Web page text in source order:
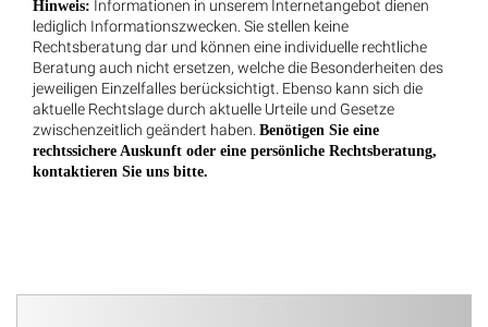
Hinweis: Informationen in unserem Internetangebot dienen
lediglich Informationszwecken. Sie stellen keine
Rechtsberatung dar und können eine individuelle rechtliche
Beratung auch nicht ersetzen, welche die Besonderheiten des
jeweiligen Einzelfalles berücksichtigt. Ebenso kann sich die
aktuelle Rechtslage durch aktuelle Urteile und Gesetze
zwischenzeitlich geändert haben. Benötigen Sie eine
rechtssichere Auskunft oder eine persönliche Rechtsberatung,
kontaktieren Sie uns bitte.